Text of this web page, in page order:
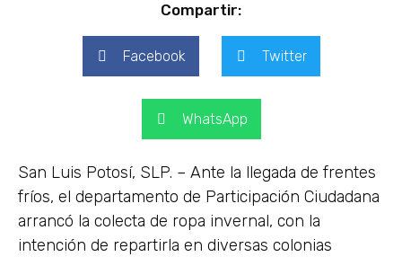
Compartir:
Facebook Twitter
WhatsApp
San Luis Potosí, SLP. – Ante la llegada de frentes
fríos, el departamento de Participación Ciudadana
arrancó la colecta de ropa invernal, con la
intención de repartirla en diversas colonias